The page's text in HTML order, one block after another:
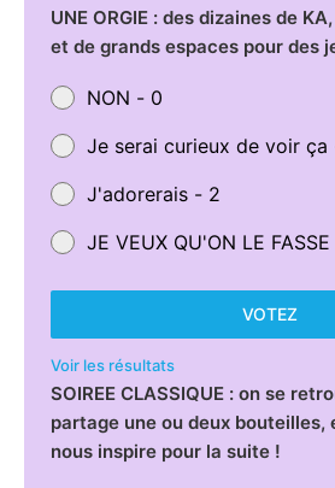
UNE ORGIE : des dizaines de
et de grands espaces pour des
NON - 0
Je serai curieux de voir ça
J'adorerais - 2
JE VEUX QU'ON LE
VOTEZ
Voir les résultats
SOIREE CLASSIQUE : on se
partage une ou deux bouteilles,
nous inspire pour la suite !